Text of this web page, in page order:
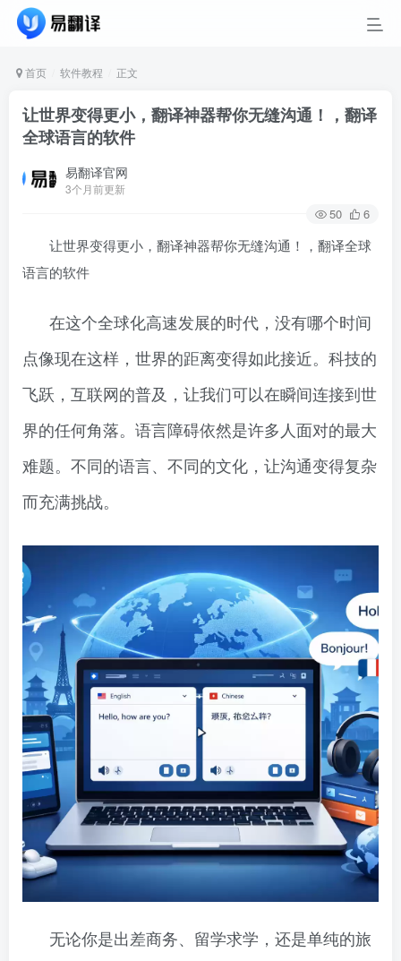
首页 软件教程 正文
让世界变得更小，翻译神器帮你无缝沟通！，翻译
全球语言的软件
易翻译官网
3个月前更新
50 6
让世界变得更小，翻译神器帮你无缝沟通！，翻译全球
语言的软件
在这个全球化高速发展的时代，没有哪个时间
点像现在这样，世界的距离变得如此接近。科技的
飞跃，互联网的普及，让我们可以在瞬间连接到世
界的任何角落。语言障碍依然是许多人面对的最大
难题。不同的语言、不同的文化，让沟通变得复杂
而充满挑战。
无论你是出差商务、留学求学，还是单纯的旅